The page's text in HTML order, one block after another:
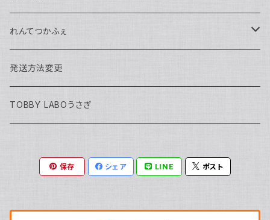
れんてつ関西遠征2026
濱口ハンナ
軌条あさま
高架線はやぶさ
れんてつ新衣装獲得の試練2026
濱口ハンナ生誕祭2026
定番グッズ
チェキ
2026年迎える
わがなまワンマン
れんてつかふぇ
ハロウィン2025
まるよ生誕2026
発送方法変更
TOBBY LABOうさぎ
保存 シェア LINE ポスト